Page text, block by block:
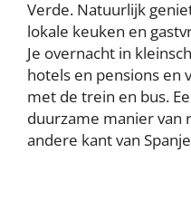
Verde. Natuurlijk
lokale keuken en
Je overnacht in
hotels en pensions en
met de trein en bus.
duurzame manier van
andere kant van